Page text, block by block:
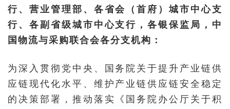
行、营业管理部、各省会（首府）城市中心支
行、各副省级城市中心支行，各银保监局，中
国物流与采购联合会各分支机构：
为深入贯彻党中央、国务院关于提升产业链供
应链现代化水平、维护产业链供应链安全稳定
的决策部署，推动落实《国务院办公厅关于积